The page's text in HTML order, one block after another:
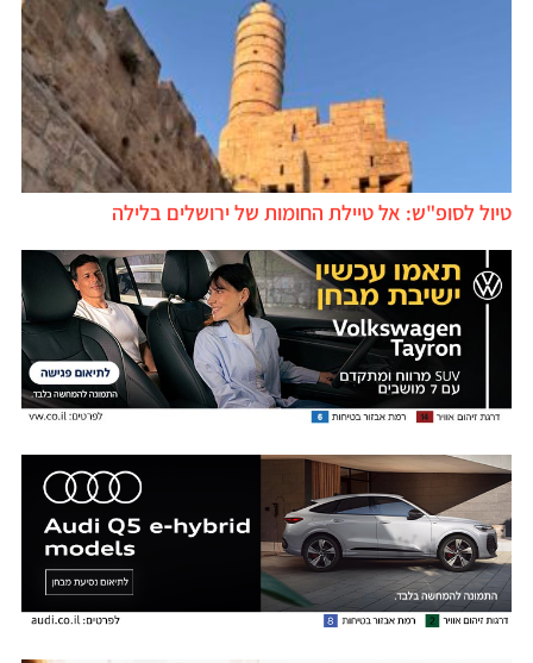
טיול לסופ"ש: אל טיילת החומות של ירושלים בלילה